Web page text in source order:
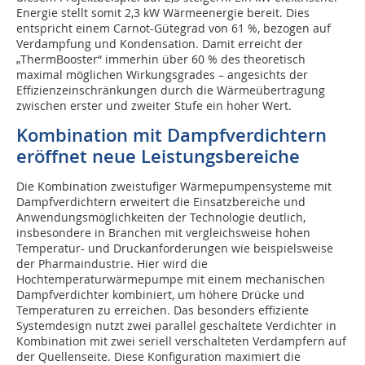
Energie stellt somit 2,3 kW Wärmeenergie bereit. Dies
entspricht einem Carnot-Gütegrad von 61 %, bezogen auf
Verdampfung und Kondensation. Damit erreicht der
„ThermBooster“ immerhin über 60 % des theoretisch
maximal möglichen Wirkungsgrades – angesichts der
Effizienzeinschränkungen durch die Wärmeübertragung
zwischen erster und zweiter Stufe ein hoher Wert.
Kombination mit Dampfverdichtern
eröffnet neue Leistungsbereiche
Die Kombination zweistufiger Wärmepumpensysteme mit
Dampfverdichtern erweitert die Einsatzbereiche und
Anwendungsmöglichkeiten der Technologie deutlich,
insbesondere in Branchen mit vergleichsweise hohen
Temperatur- und Druckanforderungen wie beispielsweise
der Pharmaindustrie. Hier wird die
Hochtemperaturwärmepumpe mit einem mechanischen
Dampfverdichter kombiniert, um höhere Drücke und
Temperaturen zu erreichen. Das besonders effiziente
Systemdesign nutzt zwei parallel geschaltete Verdichter in
Kombination mit zwei seriell verschalteten Verdampfern auf
der Quellenseite. Diese Konfiguration maximiert die